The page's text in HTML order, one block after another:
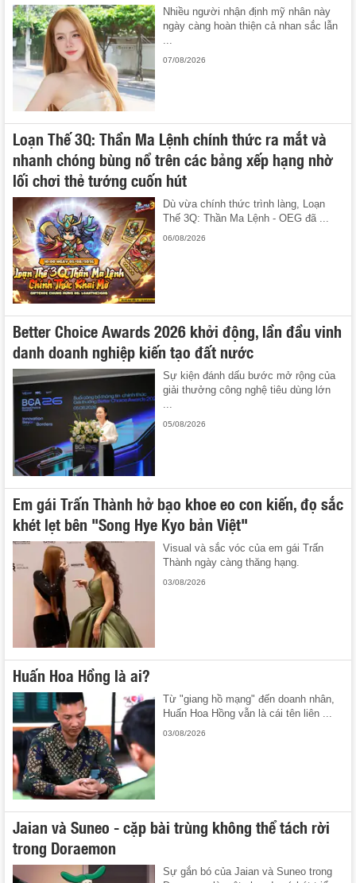
Nhiều người nhận định mỹ nhân này
ngày càng hoàn thiện cả nhan sắc lẫn
07/08/2026
Loạn Thế 3Q: Thần Ma Lệnh chính thức ra mắt và
nhanh chóng bùng nổ trên các bảng xếp hạng nhờ
lối chơi thẻ tướng cuốn hút
Dù vừa chính thức trình làng, Loạn
Thế 3Q: Thần Ma Lệnh - OEG đã ...
06/08/2026
Better Choice Awards 2026 khởi động, lần đầu vinh
danh doanh nghiệp kiến tạo đất nước
Sự kiện đánh dấu bước mở rộng của
giải thưởng công nghệ tiêu dùng lớn
...
05/08/2026
Em gái Trấn Thành hở bạo khoe eo con kiến, đọ sắc
khét lẹt bên "Song Hye Kyo bản Việt"
Visual và sắc vóc của em gái Trấn
Thành ngày càng thăng hạng.
03/08/2026
Huấn Hoa Hồng là ai?
Từ "giang hồ mạng" đến doanh nhân,
Huấn Hoa Hồng vẫn là cái tên liên ...
03/08/2026
Jaian và Suneo - cặp bài trùng không thể tách rời
trong Doraemon
Sự gắn bó của Jaian và Suneo trong